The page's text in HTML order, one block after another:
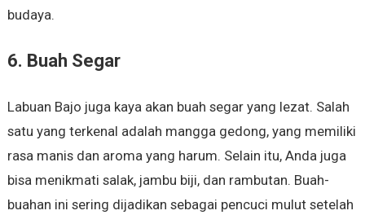
budaya.
6. Buah Segar
Labuan Bajo juga kaya akan buah segar yang lezat. Salah
satu yang terkenal adalah mangga gedong, yang memiliki
rasa manis dan aroma yang harum. Selain itu, Anda juga
bisa menikmati salak, jambu biji, dan rambutan. Buah-
buahan ini sering dijadikan sebagai pencuci mulut setelah